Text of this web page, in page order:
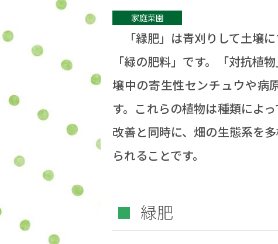
家庭菜園
「緑肥」は青刈りして土壌
「緑の肥料」です。「対抗植
壌中の寄生性センチュウや病
す。これらの植物は種類によ
改善と同時に、畑の生態系を
られることです。
緑肥